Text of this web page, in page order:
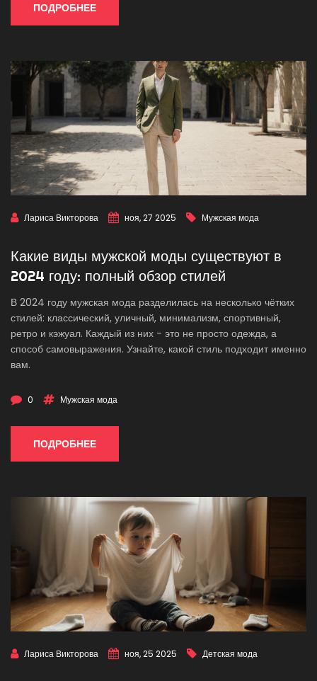
ПОДРОБНЕЕ
Лариса Викторова ноя, 27 2025 Мужская мода
Какие виды мужской моды существуют в
2024 году: полный обзор стилей
В 2024 году мужская мода разделилась на несколько чётких
стилей: классический, уличный, минимализм, спортивный,
ретро и кэжуал. Каждый из них - это не просто одежда, а
способ самовыражения. Узнайте, какой стиль подходит именно
вам.
0 Мужская мода
ПОДРОБНЕЕ
Лариса Викторова ноя, 25 2025 Детская мода